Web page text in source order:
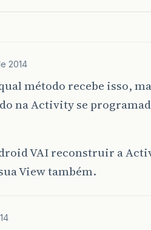
2014
método recebe isso,
na Activity se
VAI reconstruir a
View também.